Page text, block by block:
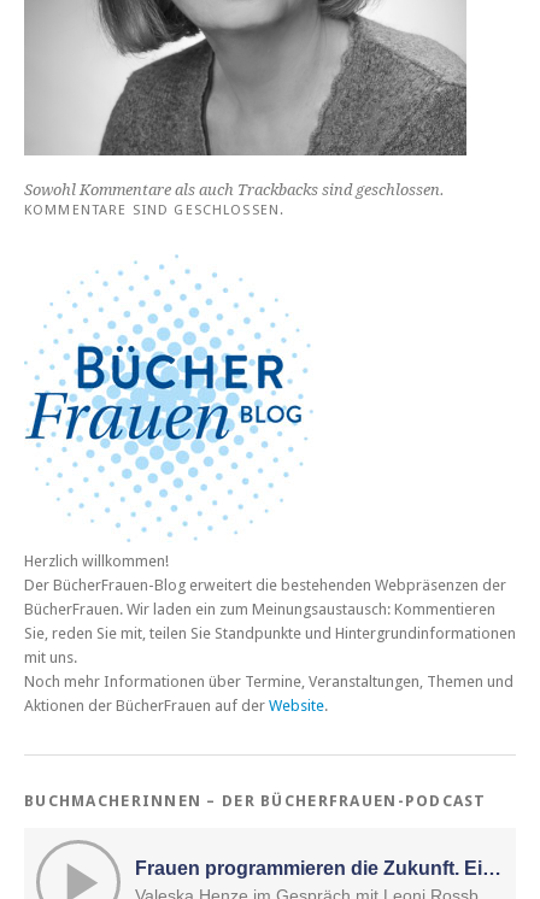
Sowohl Kommentare als auch Trackbacks sind geschlossen.
KOMMENTARE SIND GESCHLOSSEN.
Herzlich willkommen!
Der BücherFrauen-Blog erweitert die bestehenden Webpräsenzen der
BücherFrauen. Wir laden ein zum Meinungsaustausch: Kommentieren
Sie, reden Sie mit, teilen Sie Standpunkte und Hintergrundinformationen
mit uns.
Noch mehr Informationen über Termine, Veranstaltungen, Themen und
Aktionen der BücherFrauen auf der Website.
BUCHMACHERINNEN – DER BÜCHERFRAUEN-PODCAST